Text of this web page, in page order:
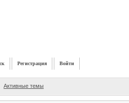
Регистрация Войти
Активные темы